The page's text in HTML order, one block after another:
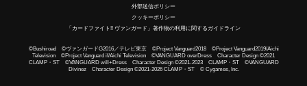
外部送信ポリシー
クッキーポリシー
「カードファイト!! ヴァンガード」著作物の利用に関するガイドライン
©Bushiroad ©ヴァンガードG2016／テレビ東京 ©Project Vanguard2018 ©Project Vanguard2019/Aichi
Television ©Project Vanguard if/Aichi Television ©VANGUARD overDress Character Design ©2021
CLAMP・ST ©VANGUARD will+Dress Character Design ©2021-2023 CLAMP・ST ©VANGUARD
Divinez Character Design ©2021-2026 CLAMP・ST © Cygames, Inc.